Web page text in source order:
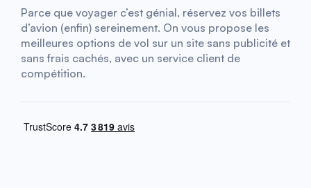
Parce que voyager c’est génial, réservez vos billets
d’avion (enfin) sereinement. On vous propose les
meilleures options de vol sur un site sans publicité et
sans frais cachés, avec un service client de
compétition.